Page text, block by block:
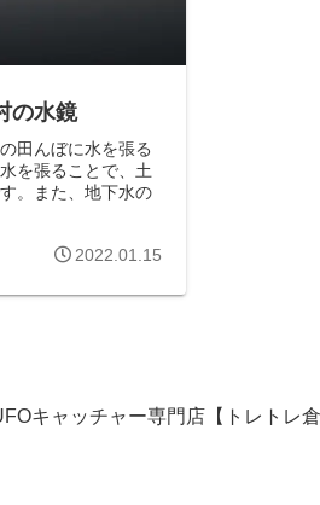
の水鏡
田んぼに水を張る
を張ることで、土
。また、地下水の
2022.01.15
キャッチャー専門店【トレトレ倉